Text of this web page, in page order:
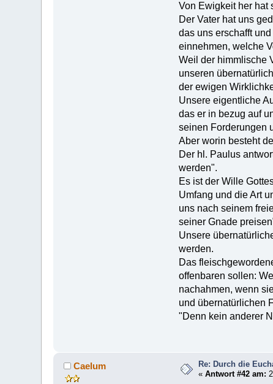
Von Ewigkeit her hat
Der Vater hat uns
das uns erschafft
einnehmen, welche
Weil der himmlische
unseren
der ewigen
Unsere eigentliche
das er in bezug auf
seinen Forderungen
Aber worin besteht
Der hl. Paulus
werden".
Es ist der Wille
Umfang und die Art
uns nach seinem
seiner Gnade
Unsere
werden.
Das
offenbaren sollen:
nachahmen, wenn
und übernatürlichen
"Denn kein anderer
Caelum
Re: Durch die
«Antwort #42 am: